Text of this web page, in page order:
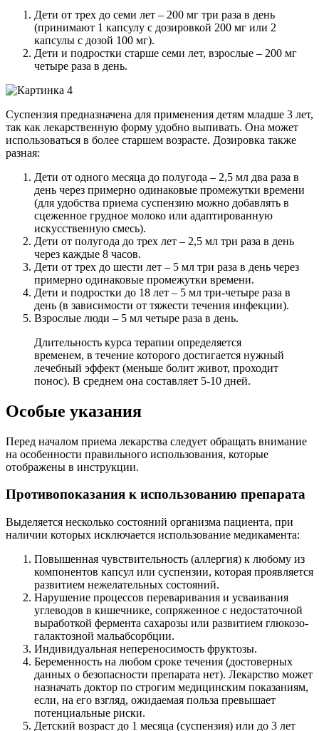
Дети от трех до семи лет – 200 мг три раза в день
(принимают 1 капсулу с дозировкой 200 мг или 2
капсулы с дозой 100 мг).
Дети и подростки старше семи лет, взрослые – 200 мг
четыре раза в день.
Суспензия предназначена для применения детям младше 3 лет,
так как лекарственную форму удобно выпивать. Она может
использоваться в более старшем возрасте. Дозировка также
разная:
Дети от одного месяца до полугода – 2,5 мл два раза в
день через примерно одинаковые промежутки времени
(для удобства приема суспензию можно добавлять в
сцеженное грудное молоко или адаптированную
искусственную смесь).
Дети от полугода до трех лет – 2,5 мл три раза в день
через каждые 8 часов.
Дети от трех до шести лет – 5 мл три раза в день через
примерно одинаковые промежутки времени.
Дети и подростки до 18 лет – 5 мл три-четыре раза в
день (в зависимости от тяжести течения инфекции).
Взрослые люди – 5 мл четыре раза в день.
Длительность курса терапии определяется
временем, в течение которого достигается нужный
лечебный эффект (меньше болит живот, проходит
понос). В среднем она составляет 5-10 дней.
Особые указания
Перед началом приема лекарства следует обращать внимание
на особенности правильного использования, которые
отображены в инструкции.
Противопоказания к использованию препарата
Выделяется несколько состояний организма пациента, при
наличии которых исключается использование медикамента:
Повышенная чувствительность (аллергия) к любому из
компонентов капсул или суспензии, которая проявляется
развитием нежелательных состояний.
Нарушение процессов переваривания и усваивания
углеводов в кишечнике, сопряженное с недостаточной
выработкой фермента сахарозы или развитием глюкозо-
галактозной мальабсорбции.
Индивидуальная непереносимость фруктозы.
Беременность на любом сроке течения (достоверных
данных о безопасности препарата нет). Лекарство может
назначать доктор по строгим медицинским показаниям,
если, на его взгляд, ожидаемая польза превышает
потенциальные риски.
Детский возраст до 1 месяца (суспензия) или до 3 лет